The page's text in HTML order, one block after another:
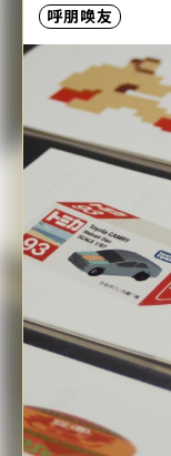
呼朋唤友